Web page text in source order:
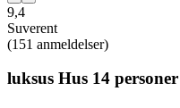
9,4
Suverent
(151 anmeldelser)
luksus Hus 14